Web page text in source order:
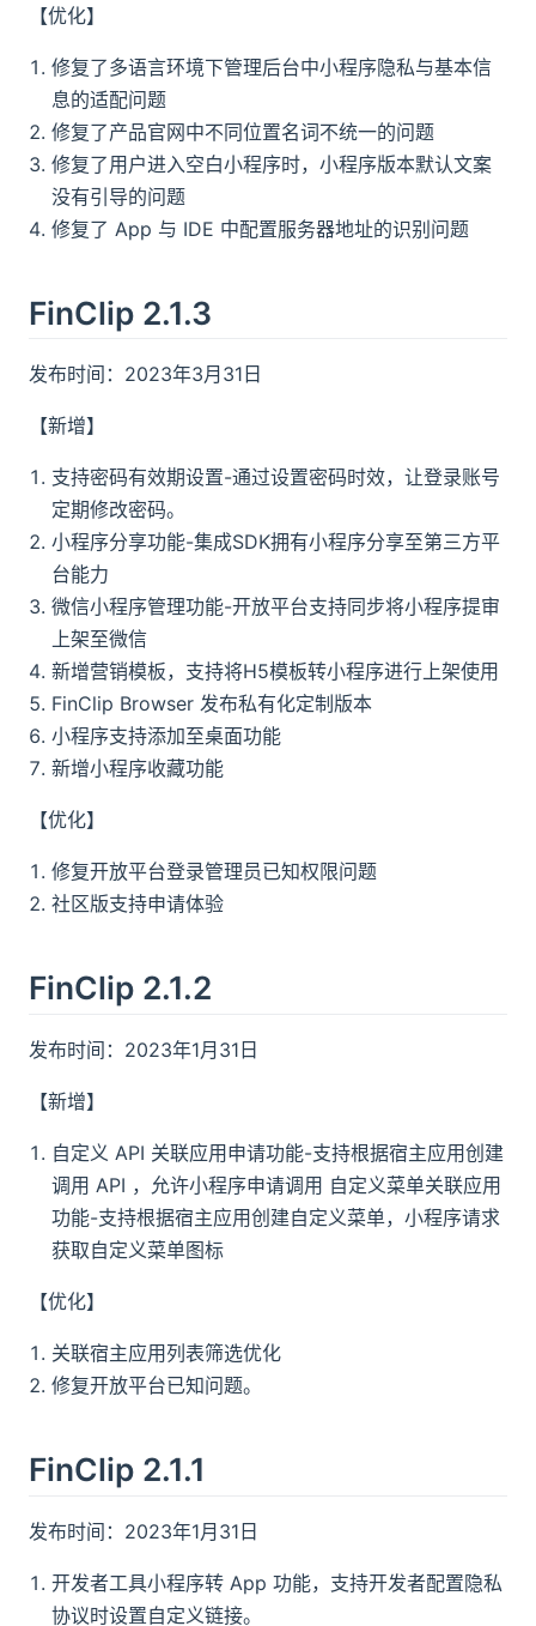
【优化】
修复了多语言环境下管理后台中小程序隐私与基本信
息的适配问题
修复了产品官网中不同位置名词不统一的问题
修复了用户进入空白小程序时，小程序版本默认文案
没有引导的问题
修复了 App 与 IDE 中配置服务器地址的识别问题
FinClip 2.1.3
发布时间：2023年3月31日
【新增】
支持密码有效期设置-通过设置密码时效，让登录账号
定期修改密码。
小程序分享功能-集成SDK拥有小程序分享至第三方平
台能力
微信小程序管理功能-开放平台支持同步将小程序提审
上架至微信
新增营销模板，支持将H5模板转小程序进行上架使用
FinClip Browser 发布私有化定制版本
小程序支持添加至桌面功能
新增小程序收藏功能
【优化】
修复开放平台登录管理员已知权限问题
社区版支持申请体验
FinClip 2.1.2
发布时间：2023年1月31日
【新增】
自定义 API 关联应用申请功能-支持根据宿主应用创建
调用 API ，允许小程序申请调用 自定义菜单关联应用
功能-支持根据宿主应用创建自定义菜单，小程序请求
获取自定义菜单图标
【优化】
关联宿主应用列表筛选优化
修复开放平台已知问题。
FinClip 2.1.1
发布时间：2023年1月31日
开发者工具小程序转 App 功能，支持开发者配置隐私
协议时设置自定义链接。